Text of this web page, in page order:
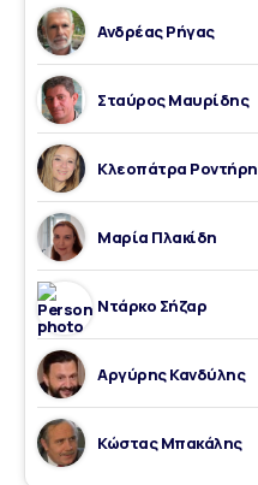
Ανδρέας Ρήγας
Σταύρος Μαυρίδης
Κλεοπάτρα Ροντήρη
Μαρία Πλακίδη
Ντάρκο Σήζαρ
Αργύρης Κανδύλης
Κώστας Μπακάλης